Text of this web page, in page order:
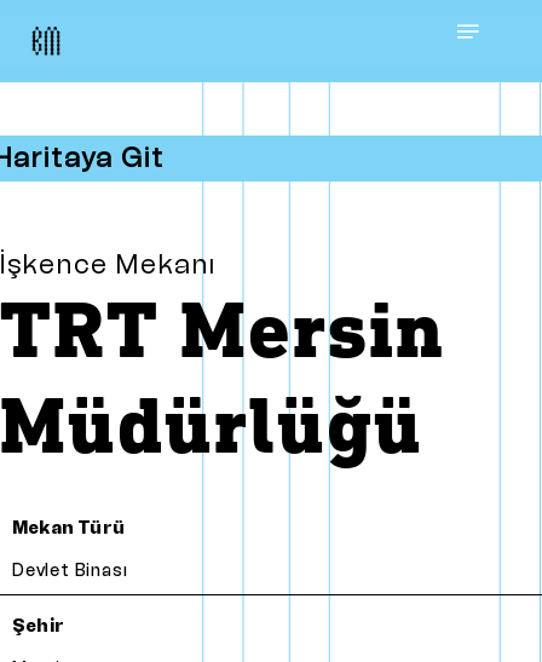
Skip
content
Menu
Git
İşkence Mekanı
TRT Mersin
Müdürlüğü
Mekan Türü
Devlet Binası
Şehir